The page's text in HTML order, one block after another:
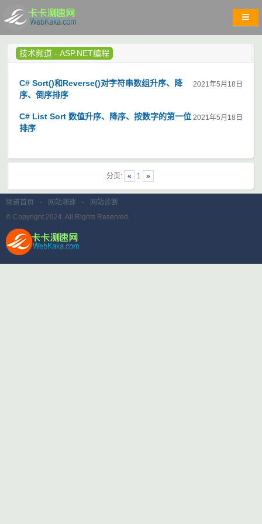
技术频道 -ASP.NET编程
2021年5月18日
C# Sort()和Reverse()对字符串数组升序、降
序、倒序排序
2021年5月18日
C# List Sort 数值升序、降序、按数字的第一位
排序
分页: « 1 »
频道首页 - 网站测速 -
网站诊断
© Copyright 2024. All Rights Reserved.